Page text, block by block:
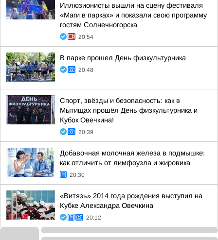
Иллюзионисты вышли на сцену фестиваля
«Маги в парках» и показали свою программу
гостям Солнечногорска
20:54
В парке прошел День физкультурника
20:48
Спорт, звёзды и безопасность: как в
Мытищах прошёл День физкультурника и
Кубок Овечкина!
20:39
Добавочная молочная железа в подмышке:
как отличить от лимфоузла и жировика
20:30
«Витязь» 2014 года рождения выступил на
Кубке Александра Овечкина
20:12